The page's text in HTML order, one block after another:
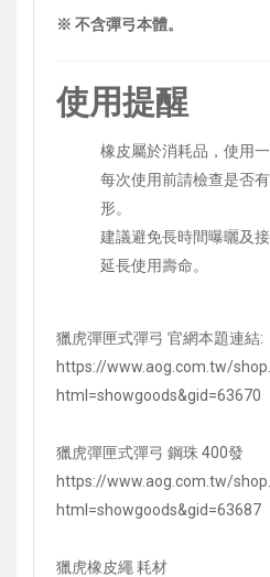
※ 不含彈弓本體。
使用提醒
橡皮屬於消耗品，使用
每次使用前請檢查是否
形。
建議避免長時間曝曬及
延長使用壽命。
獵虎彈匣式彈弓 官網本題連結:
https://www.aog.com.tw/
html=showgoods&gid=63670
獵虎彈匣式彈弓 鋼珠 400發
https://www.aog.com.tw/
html=showgoods&gid=63687
獵虎橡皮繩 耗材